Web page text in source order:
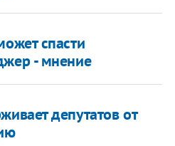
спасти
- мнение
депутатов от